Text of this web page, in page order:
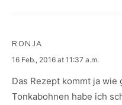
RONJA
says:
16 Feb., 2016 at 11:37 a.m.
Das Rezept kommt ja wie
Tonkabohnen habe ich